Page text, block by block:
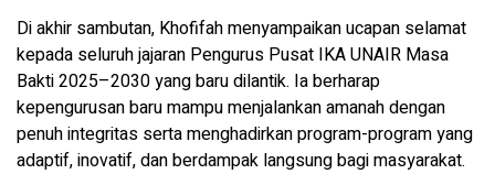
Di akhir sambutan, Khofifah menyampaikan ucapan selamat
kepada seluruh jajaran Pengurus Pusat IKA UNAIR Masa
Bakti 2025–2030 yang baru dilantik. Ia berharap
kepengurusan baru mampu menjalankan amanah dengan
penuh integritas serta menghadirkan program-program yang
adaptif, inovatif, dan berdampak langsung bagi masyarakat.